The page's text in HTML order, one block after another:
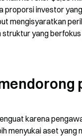
proporsi investor
mengisyaratkan
yang
karena
menyukai aset